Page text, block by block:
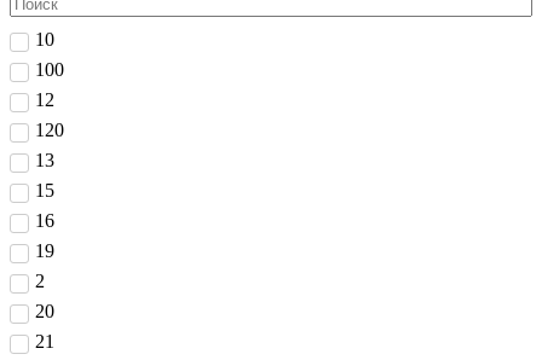
10
100
12
120
13
15
16
19
2
20
21